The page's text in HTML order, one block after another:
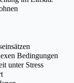
Bedingungen
unter Stress